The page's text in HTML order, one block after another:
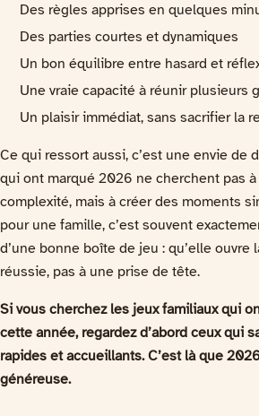
Des règles apprises en quelques
Des parties courtes et dynamiques
Un bon équilibre entre hasard et
Une vraie capacité à réunir plusieurs
Un plaisir immédiat, sans sacrifier la
Ce qui ressort aussi, c’est une envie de
qui ont marqué 2026 ne cherchent pas
complexité, mais à créer des moments
pour une famille, c’est souvent
d’une bonne boîte de jeu : qu’elle ouvre
réussie, pas à une prise de tête.
Si vous cherchez les jeux familiaux qui
cette année, regardez d’abord ceux qui
rapides et accueillants. C’est là que
généreuse.